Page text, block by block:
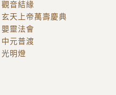
觀音結緣
玄天上帝萬壽慶典
嬰靈法會
中元普渡
光明燈